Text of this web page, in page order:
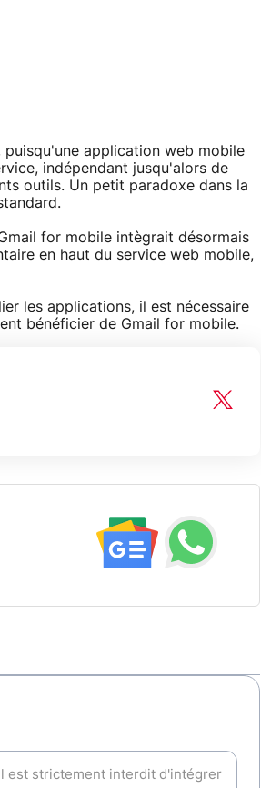
puisqu'une application web mobile
indépendant jusqu'alors de
outils. Un petit paradoxe dans la
for mobile intègrait désormais
en haut du service web mobile,
les applications, il est nécessaire
bénéficier de Gmail for mobile.